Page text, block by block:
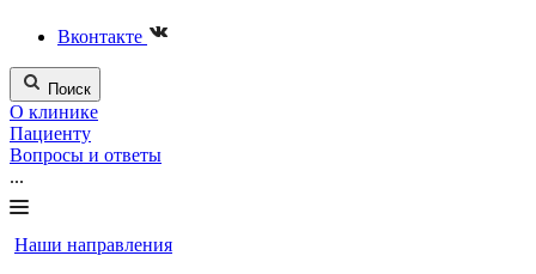
Вконтакте
Поиск
О клинике
Пациенту
Вопросы и ответы
...
Наши направления